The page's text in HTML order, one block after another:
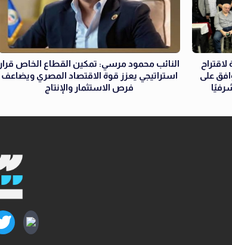
على
النائب محمود مرسي: تمكين القطاع الخاص قرار
استراتيجي يعزز قوة الاقتصاد المصري ويضاعف
فرص الاستثمار والإنتاج